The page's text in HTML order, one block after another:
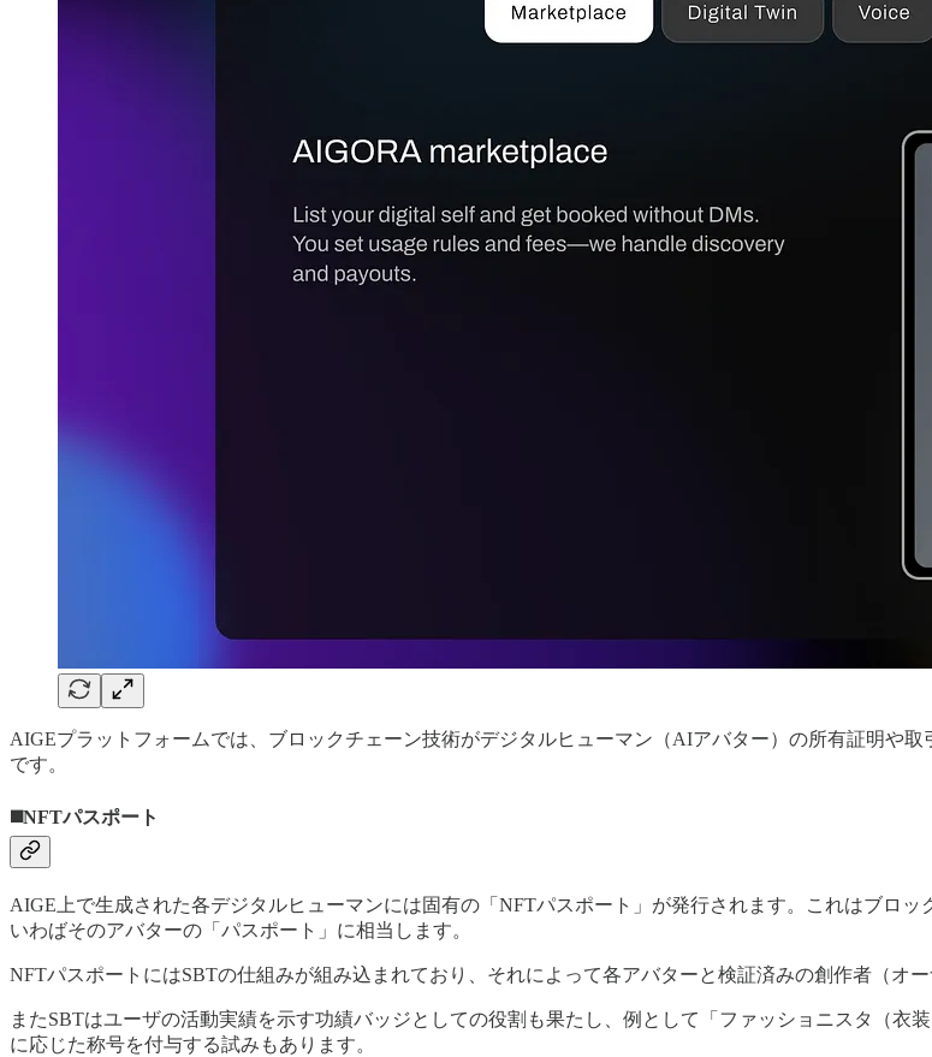
AIGEプラットフォームでは、ブロックチェーン技術がデジタルヒューマン（AIアバター）の所有証明や
です。
◼️NFTパスポート
AIGE上で生成された各デジタルヒューマンには固有の「NFTパスポート」が発行されます。これはブロ
いわばそのアバターの「パスポート」に相当します。
NFTパスポートにはSBTの仕組みが組み込まれており、それによって各アバターと検証済みの創作者（オー
またSBTはユーザの活動実績を示す功績バッジとしての役割も果たし、例として「ファッショニスタ（衣
に応じた称号を付与する試みもあります。